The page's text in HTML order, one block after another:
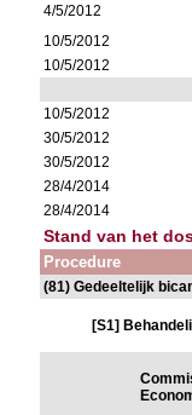
4/5/2012
10/5/2012
10/5/2012
10/5/2012
30/5/2012
30/5/2012
28/4/2014
28/4/2014
Stand van het
Procedure
(81) Gedeeltelijk
[S1]